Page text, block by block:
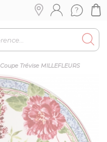
Coupe Trévise MILLEFLEURS